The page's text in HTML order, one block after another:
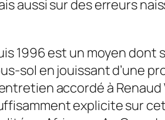
aussi sur des erreurs
1996 est un moyen
sol en jouissant d’une
accordé à
explicite sur